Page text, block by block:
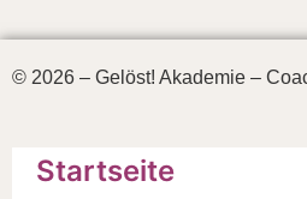
© 2026 – Gelöst! Akademie –
Startseite